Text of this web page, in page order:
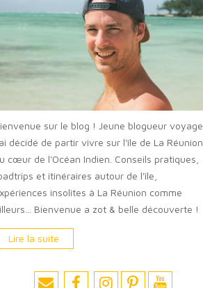
sur le blog ! Jeune blogueur voyage,
décidé de partir vivre sur l'île de La Réunion
cœur de l'Océan Indien. Conseils pratiques,
et itinéraires autour de l'île,
insolites à La Réunion comme
Bienvenue a zot & belle découverte !
Lire la suite